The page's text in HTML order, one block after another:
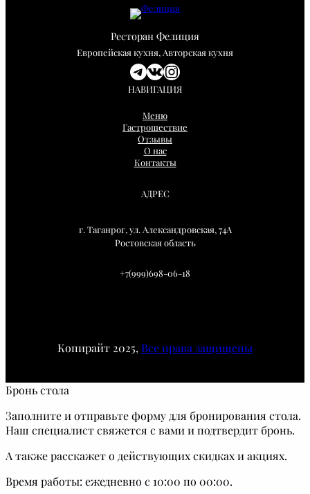
Ресторан Фелиция
Европейская кухня, Авторская кухня
TelegramВКонтакте Instagram
НАВИГАЦИЯ
Меню
Гастрошествие
Отзывы
О нас
Контакты
АДРЕС
г. Таганрог, ул. Александровская, 74А
Ростовская область
+7(999)698-06-18
Копирайт 2025, Все права защищены
Бронь стола
Заполните и отправьте форму для бронирования стола.
Наш специалист свяжется с вами и подтвердит бронь.
А также расскажет о действующих скидках и акциях.
Время работы: ежедневно с 10:00 по 00:00.